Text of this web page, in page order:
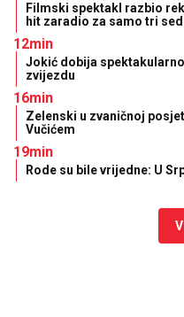
Filmski spektakl razbio
hit zaradio za samo tri
12min
Jokić dobija
zvijezdu
16min
Zelenski u zvaničnoj
Vučićem
19min
Rode su bile vrijedne: U